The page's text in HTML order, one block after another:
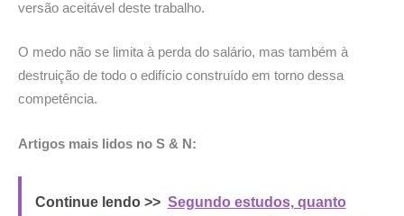
versão aceitável deste trabalho.
O medo não se limita à perda do salário, mas também à
destruição de todo o edifício construído em torno dessa
competência.
Artigos mais lidos no S & N:
Continue lendo >> Segundo estudos, quanto